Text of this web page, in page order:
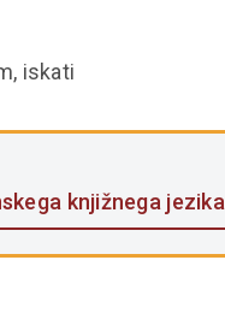
iskati
knjižnega jezika